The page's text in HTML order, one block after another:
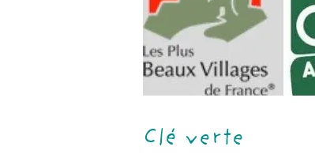
Clé verte